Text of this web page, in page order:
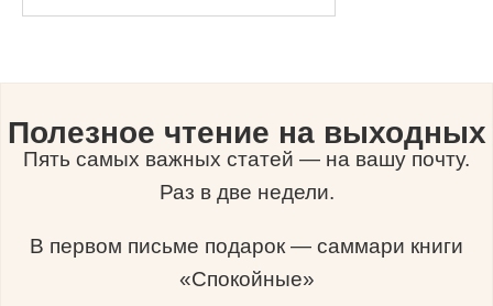
Полезное чтение на выходных
Пять самых важных статей — на вашу почту.
Раз в две недели.
В первом письме подарок — саммари книги
«Спокойные»